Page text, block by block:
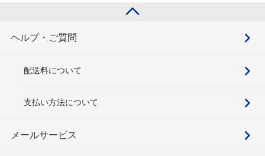
ヘルプ・ご質問
配送料について
支払い方法について
メールサービス